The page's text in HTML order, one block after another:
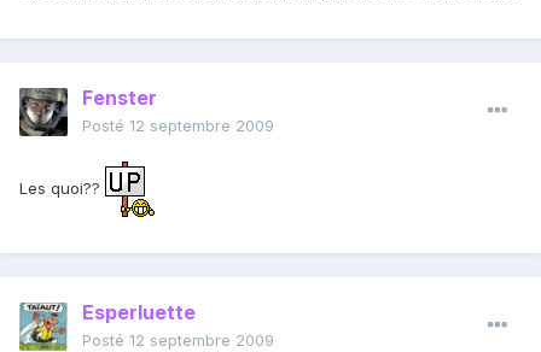
Fenster
Posté 12 septembre 2009
Les quoi??
Esperluette
Posté 12 septembre 2009